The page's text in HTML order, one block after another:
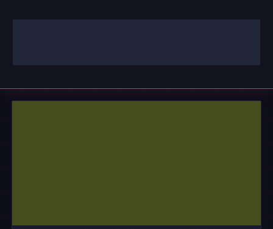
Inhalt